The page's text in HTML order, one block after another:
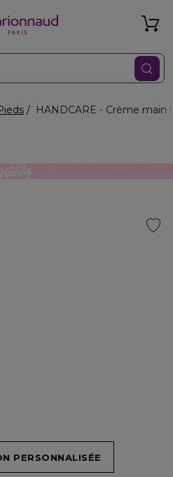
HANDCARE - Crème main
PERSONNALISÉE